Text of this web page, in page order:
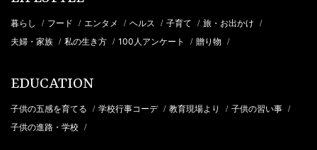
暮らし / フード / エンタメ / ヘルス / 子育て / 旅・お出かけ /
夫婦・家族 / 私の生き方 / 100人アンケート / 贈り物 /
EDUCATION
子供の五感を育てる / 学校行事コーデ / 教育現場より / 子供の習い事 /
子供の進路・学校 /